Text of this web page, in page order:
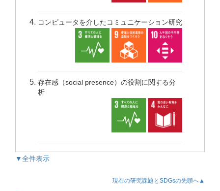
コンピュータを介したコミュニケーション研究
存在感（social presence）の役割に関する分
析
▼全件表示
現在の研究課題とSDGsの先頭へ▲